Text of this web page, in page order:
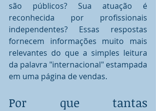
são públicos? Sua atuação é
reconhecida por profissionais
independentes? Essas respostas
fornecem informações muito mais
relevantes do que a simples leitura
da palavra "internacional" estampada
em uma página de vendas.
Por que tantas